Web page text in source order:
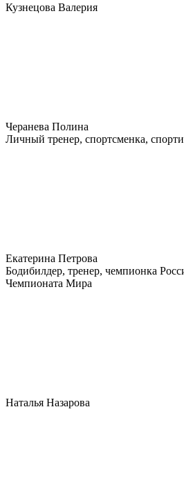
Кузнецова Валерия
Черанева Полина
Личный тренер, спортсменка,
Екатерина Петрова
Бодибилдер, тренер, чемпионка
Чемпионата Мира
Наталья Назарова